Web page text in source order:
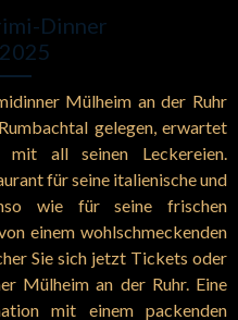
Dinner
Mülheim an der Ruhr
gelegen, erwartet
mit all seinen Leckereien.
für seine italienische und
wie für seine frischen
einem wohlschmeckenden
Sie sich jetzt Tickets oder
Mülheim an der Ruhr. Eine
mit einem packenden